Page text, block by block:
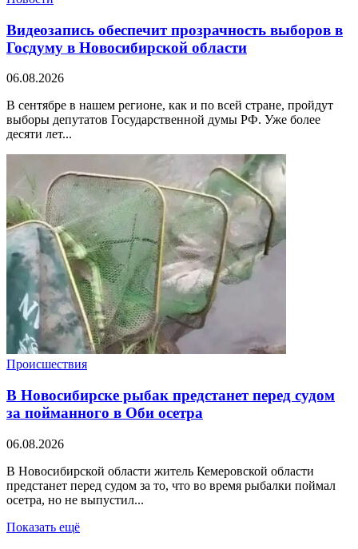
Видеозапись обеспечит прозрачность выборов в
Госдуму в Новосибирской области
06.08.2026
В сентябре в нашем регионе, как и по всей стране, пройдут
выборы депутатов Государственной думы РФ. Уже более
десяти лет...
Происшествия
В Новосибирске рыбак предстанет перед судом
за пойманного в Оби осетра
06.08.2026
В Новосибирской области житель Кемеровской области
предстанет перед судом за то, что во время рыбалки поймал
осетра, но не выпустил...
Показать ещё